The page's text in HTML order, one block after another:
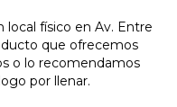
físico en Av. Entre
que ofrecemos
o lo recomendamos
por llenar.